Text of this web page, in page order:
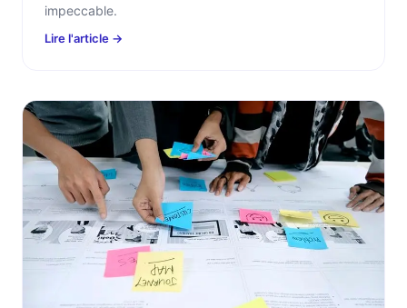
impeccable.
Lire l'article →